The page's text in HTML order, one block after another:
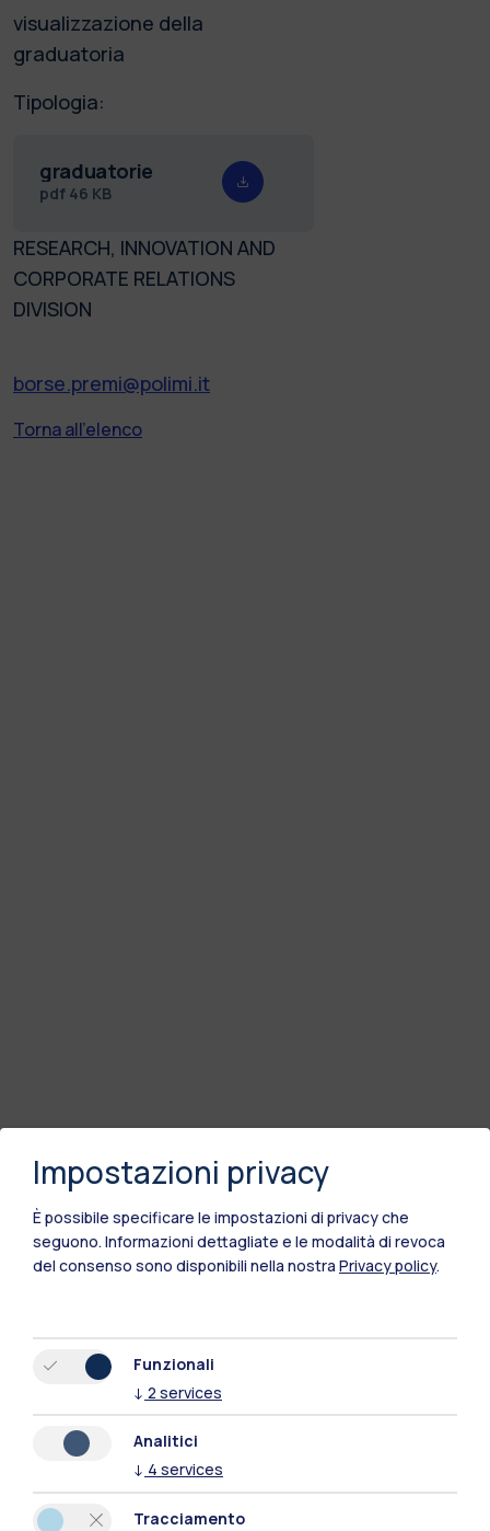
visualizzazione della
graduatoria​
Tipologia:
graduatorie
pdf 46 KB
RESEARCH, INNOVATION AND
CORPORATE RELATIONS
DIVISION
borse.premi@polimi.it
Torna all'elenco
Impostazioni privacy
È possibile specificare le impostazioni di privacy che
seguono. Informazioni dettagliate e le modalità di revoca
del consenso sono disponibili nella nostra Privacy policy.
Funzionali
↓ 2 services
Analitici
↓ 4 services
Tracciamento